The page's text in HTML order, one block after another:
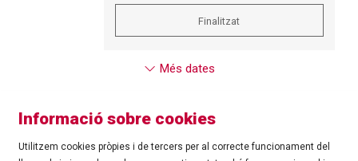
Finalitzat
Més dates
Informació sobre cookies
Utilitzem cookies pròpies i de tercers per al correcte funcionament del